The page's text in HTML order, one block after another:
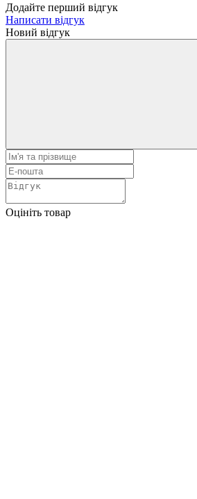
Додайте перший відгук
Написати відгук
Новий відгук
Оцініть товар